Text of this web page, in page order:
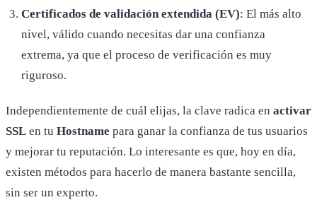
Certificados de validación extendida (EV): El más alto
nivel, válido cuando necesitas dar una confianza
extrema, ya que el proceso de verificación es muy
riguroso.
Independientemente de cuál elijas, la clave radica en activar
SSL en tu Hostname para ganar la confianza de tus usuarios
y mejorar tu reputación. Lo interesante es que, hoy en día,
existen métodos para hacerlo de manera bastante sencilla,
sin ser un experto.